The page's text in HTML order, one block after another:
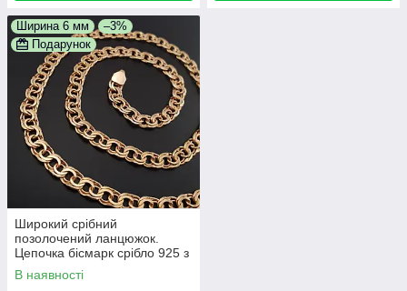
Ширина 6 мм
–3%
Подарунок
Широкий срібний
позолочений ланцюжок.
Цепочка бісмарк срібло 925 з
позолотою 585 55 см
В наявності